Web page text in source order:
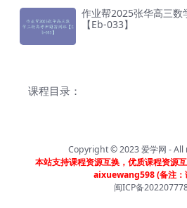
作业帮2025张华高三数
【Eb-033】
课程目录：
Copyright © 2023爱学网 - All
本站支持课程资源互换，优质课程资源
aixuewang598 (备注：
闽ICP备